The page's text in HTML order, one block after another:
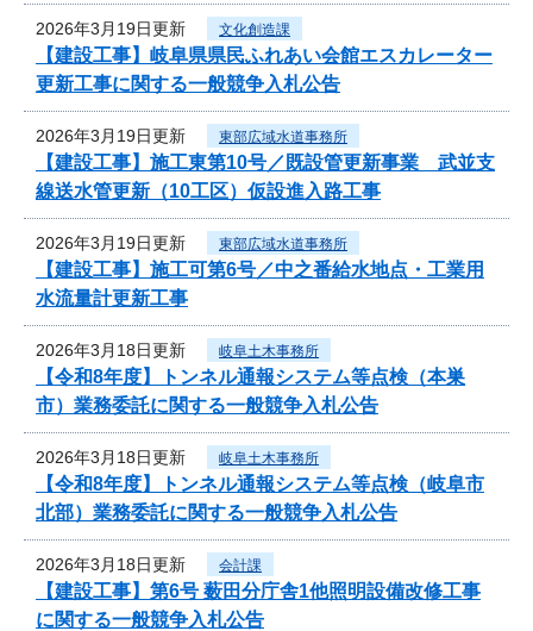
2026年3月19日更新 文化創造課
【建設工事】岐阜県県民ふれあい会館エスカレーター
更新工事に関する一般競争入札公告
2026年3月19日更新 東部広域水道事務所
【建設工事】施工東第10号／既設管更新事業 武並支
線送水管更新（10工区）仮設進入路工事
2026年3月19日更新 東部広域水道事務所
【建設工事】施工可第6号／中之番給水地点・工業用
水流量計更新工事
2026年3月18日更新 岐阜土木事務所
【令和8年度】トンネル通報システム等点検（本巣
市）業務委託に関する一般競争入札公告
2026年3月18日更新 岐阜土木事務所
【令和8年度】トンネル通報システム等点検（岐阜市
北部）業務委託に関する一般競争入札公告
2026年3月18日更新 会計課
【建設工事】第6号 薮田分庁舎1他照明設備改修工事
に関する一般競争入札公告